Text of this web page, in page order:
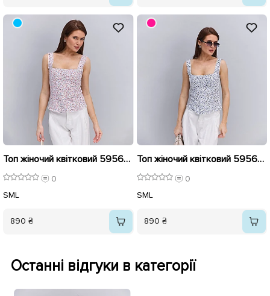
Топ жіночий квітковий 595668 Молочний рожевий
0
SML
890 ₴
Топ жіночий квітковий 595669 Молочний блакитний
0
SML
890 ₴
Останні відгуки в категорії